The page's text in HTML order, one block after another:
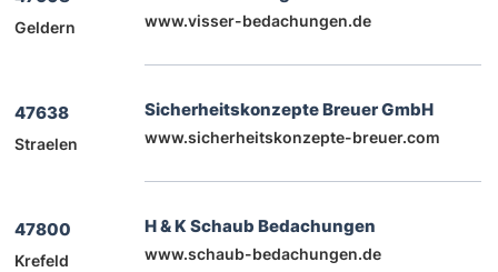
Geldern www.visser-bedachungen.de
47638
Straelen
Sicherheitskonzepte Breuer GmbH
www.sicherheitskonzepte-breuer.com
47800
Krefeld
H & K Schaub Bedachungen
www.schaub-bedachungen.de